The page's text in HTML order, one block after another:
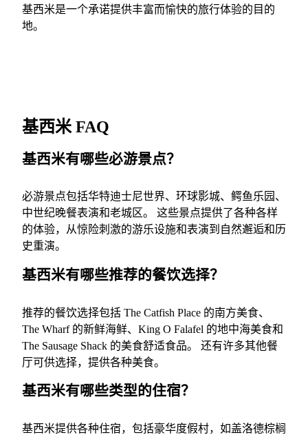
基西米是一个承诺提供丰富而愉快的旅行体验的目的
地。
基西米 FAQ
基西米有哪些必游景点？
必游景点包括华特迪士尼世界、环球影城、鳄鱼乐园、
中世纪晚餐表演和老城区。 这些景点提供了各种各样
的体验，从惊险刺激的游乐设施和表演到自然邂逅和历
史重演。
基西米有哪些推荐的餐饮选择？
推荐的餐饮选择包括 The Catfish Place 的南方美食、
The Wharf 的新鲜海鲜、King O Falafel 的地中海美食和
The Sausage Shack 的美食舒适食品。 还有许多其他餐
厅可供选择，提供各种美食。
基西米有哪些类型的住宿？
基西米提供各种住宿，包括豪华度假村，如盖洛德棕榈